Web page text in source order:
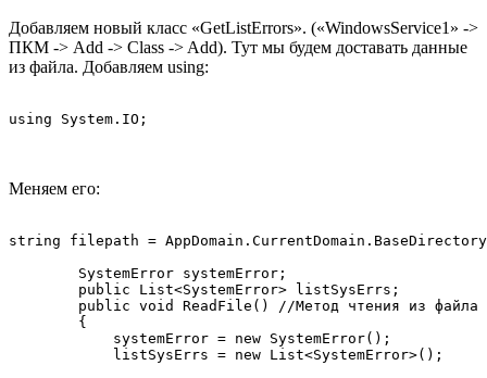
Добавляем новый класс «GetListErrors». («WindowsService1» ->
ПКМ -> Add -> Class -> Add). Тут мы будем доставать данные
из файла. Добавляем using:
using System.IO;
Меняем его:
string filepath =
        SystemError systemError;
        public List<SystemError> listSysErrs;
public void ReadFile() //Метод чтения из
        {
            systemError = new SystemError();
            listSysErrs = new List<SystemError>();